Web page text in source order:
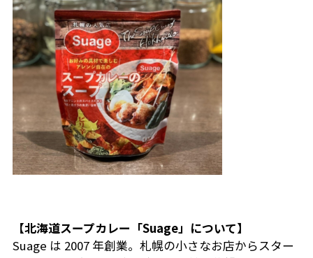
【北海道スープカレー「Suage」について】
Suage は 2007 年創業。札幌の小さなお店からスター